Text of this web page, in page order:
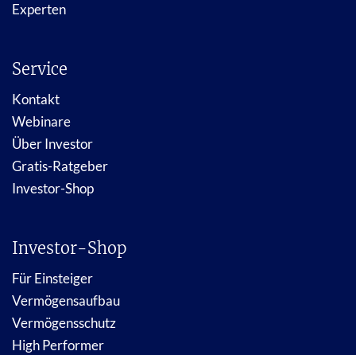
Experten
Service
Kontakt
Webinare
Über Investor
Gratis-Ratgeber
Investor-Shop
Investor-Shop
Für Einsteiger
Vermögensaufbau
Vermögensschutz
High Performer